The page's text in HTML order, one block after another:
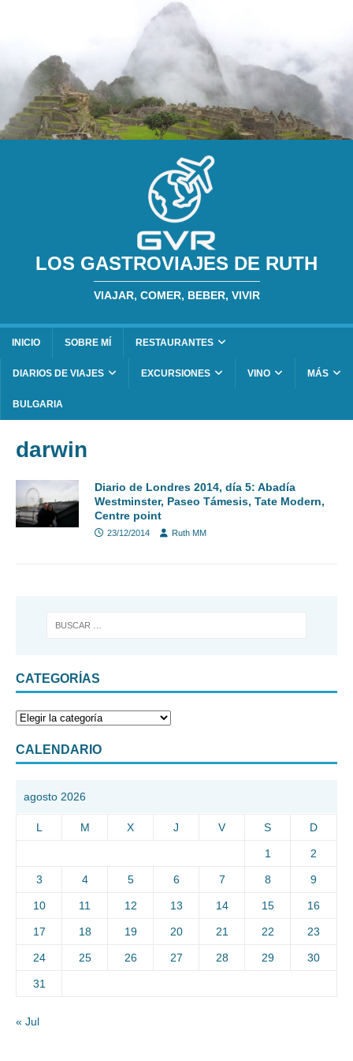
LOS GASTROVIAJES DE RUTH
VIAJAR, COMER, BEBER, VIVIR
INICIO SOBRE MÍ RESTAURANTES
DIARIOS DE VIAJES EXCURSIONES VINO MÁS
BULGARIA
darwin
Diario de Londres 2014, día 5: Abadía
Westminster, Paseo Támesis, Tate Modern,
Centre point
23/12/2014 Ruth MM
CATEGORÍAS
CALENDARIO
agosto 2026
L M X J V S D
1 2
3 4 5 6 7 8 9
10 11 12 13 14 15 16
17 18 19 20 21 22 23
24 25 26 27 28 29 30
31
« Jul